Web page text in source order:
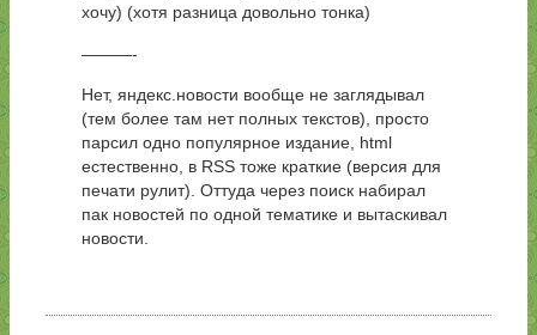
хочу) (хотя разница довольно тонка)
———-
Нет, яндекс.новости вообще не заглядывал
(тем более там нет полных текстов), просто
парсил одно популярное издание, html
естественно, в RSS тоже краткие (версия для
печати рулит). Оттуда через поиск набирал
пак новостей по одной тематике и вытаскивал
новости.